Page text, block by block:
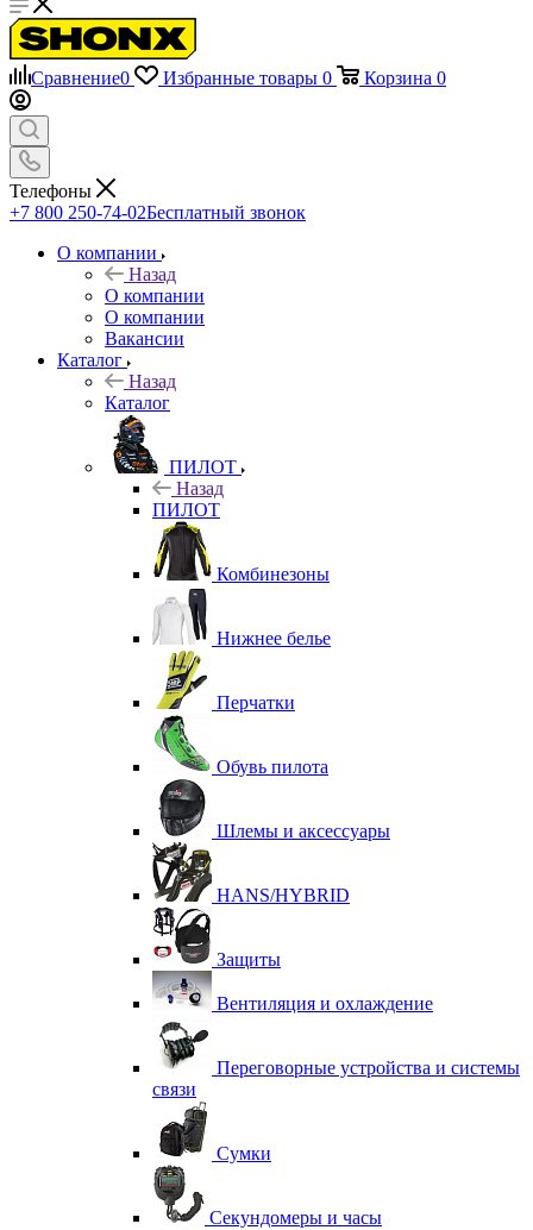
Сравнение0 Избранные товары 0 Корзина 0
Телефоны
+7 800 250-74-02Бесплатный звонок
О компании
Назад
О компании
О компании
Вакансии
Каталог
Назад
Каталог
ПИЛОТ
Назад
ПИЛОТ
Комбинезоны
Нижнее белье
Перчатки
Обувь пилота
Шлемы и аксессуары
HANS/HYBRID
Защиты
Вентиляция и охлаждение
Переговорные устройства и системы
связи
Сумки
Секундомеры и часы